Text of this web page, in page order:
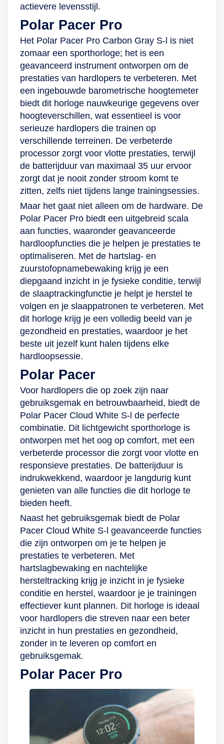
nachtelijk herstel in
kaart brengt. Met
Sleep Plus Stages
krijg je een duidelijk
overzicht van jouw
nachtrust.
dan met de
meegeleverde L-
polsband. Tot slot
ontvangt de Polar
Unite ook oproepen,
berichten en
agenda-afspraken:
handig als je tijdens
het sporten een
belangrijke oproep
ontvangt. Dit krijg je
erbij: 1x polsband
(maat S), extra
polsbandhelft
zonder sluiting
(maat M-L),
oplaadadapter,
handleiding,
informatiefiche
VO2max-functie
houden jouw
hartslag en
zuurstofopname
voor jou bij tijdens
het rennen. Als
laatste is de Pacer
Pro ook een
sporthorloge dat
aandacht besteedt
aan jouw
rustmoment.
Wanneer je slaapt
wordt jouw
gezondheid
gemonitord dankzij
Nightly Recharge,
een functie die
nachtelijk herstel in
kaart brengt. Met
Sleep Plus Stages
krijg je een duidelijk
overzicht van jouw
nachtrust.
hartslagsensor met
Polar Precision
Prime OHR-
technologie houdt
jouw hartslag tijdens
het rennen in de
gaten. Als laatste is
de Pacer ook een
sporthorloge dat
aandacht besteedt
aan jouw
rustmoment.
Wanneer je slaapt
wordt jouw
gezondheid
gemonitord dankzij
Nightly Recharge,
een functie die
nachtelijk herstel in
kaart brengt. Met
Sleep Plus Stages
krijg je een duidelijk
overzicht van jouw
nachtrust.
actievere levensstijl.
Polar Pacer Pro
Het Polar Pacer Pro Carbon Gray S-l is niet
zomaar een sporthorloge; het is een
geavanceerd instrument ontworpen om de
prestaties van hardlopers te verbeteren. Met
een ingebouwde barometrische hoogtemeter
biedt dit horloge nauwkeurige gegevens over
hoogteverschillen, wat essentieel is voor
serieuze hardlopers die trainen op
verschillende terreinen. De verbeterde
processor zorgt voor vlotte prestaties, terwijl
de batterijduur van maximaal 35 uur ervoor
zorgt dat je nooit zonder stroom komt te
zitten, zelfs niet tijdens lange trainingsessies.
Maar het gaat niet alleen om de hardware. De
Polar Pacer Pro biedt een uitgebreid scala
aan functies, waaronder geavanceerde
hardloopfuncties die je helpen je prestaties te
optimaliseren. Met de hartslag- en
zuurstofopnamebewaking krijg je een
diepgaand inzicht in je fysieke conditie, terwijl
de slaaptrackingfunctie je helpt je herstel te
volgen en je slaappatronen te verbeteren. Met
dit horloge krijg je een volledig beeld van je
gezondheid en prestaties, waardoor je het
beste uit jezelf kunt halen tijdens elke
hardloopsessie.
Polar Pacer
Voor hardlopers die op zoek zijn naar
gebruiksgemak en betrouwbaarheid, biedt de
Polar Pacer Cloud White S-l de perfecte
combinatie. Dit lichtgewicht sporthorloge is
ontworpen met het oog op comfort, met een
verbeterde processor die zorgt voor vlotte en
responsieve prestaties. De batterijduur is
indrukwekkend, waardoor je langdurig kunt
genieten van alle functies die dit horloge te
bieden heeft.
Naast het gebruiksgemak biedt de Polar
Pacer Cloud White S-l geavanceerde functies
die zijn ontworpen om je te helpen je
prestaties te verbeteren. Met
hartslagbewaking en nachtelijke
hersteltracking krijg je inzicht in je fysieke
conditie en herstel, waardoor je je trainingen
effectiever kunt plannen. Dit horloge is ideaal
voor hardlopers die streven naar een beter
inzicht in hun prestaties en gezondheid,
zonder in te leveren op comfort en
gebruiksgemak.
Polar Pacer Pro